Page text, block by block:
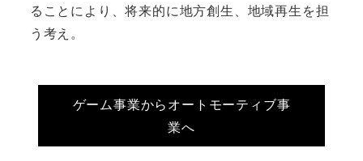
ることにより、将来的に地方創生、地域再生を担
う考え。
ゲーム事業からオートモーティブ事
業へ